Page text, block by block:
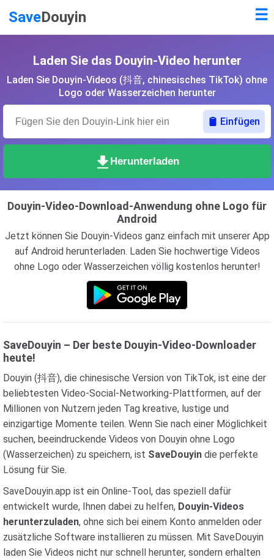
SaveDouyin ☰
Laden Sie das Douyin-Video herunter
Laden Sie Douyin-Videos (抖音, chinesisches TikTok) ohne
Logo oder Wasserzeichen herunter
Einfügen
Herunterladen
Douyin-Video-Download-Anwendung ohne Logo für
Android
Jetzt können Sie Douyin-Videos ganz einfach mit unserer App
auf Android herunterladen. Laden Sie hochwertige Videos
ohne Logo oder Wasserzeichen völlig kostenlos herunter!
SaveDouyin – Der beste Douyin-Video-Downloader
heute!
Douyin (抖音), die chinesische Version von TikTok, ist eine der
beliebtesten Video-Social-Networking-Plattformen, auf der
Millionen von Nutzern jeden Tag kreative, lustige und
einzigartige Momente teilen. Wenn Sie nach einer Möglichkeit
suchen, beeindruckende Videos von Douyin ohne Logo
(Wasserzeichen) zu speichern, ist SaveDouyin die perfekte
Lösung für Sie.
SaveDouyin.app ist ein Online-Tool, das speziell dafür
entwickelt wurde, Ihnen dabei zu helfen, Douyin-Videos
herunterzuladen, ohne sich bei einem Konto anmelden oder
zusätzliche Software installieren zu müssen. Mit SaveDouyin
laden Sie Videos nicht nur schnell herunter, sondern erhalten